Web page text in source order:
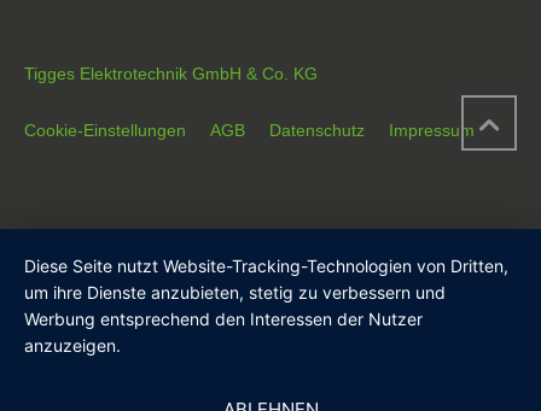
Tigges Elektrotechnik GmbH & Co. KG
Cookie-Einstellungen AGB Datenschutz Impressum
Diese Seite nutzt Website-Tracking-Technologien von Dritten,
um ihre Dienste anzubieten, stetig zu verbessern und
Werbung entsprechend den Interessen der Nutzer
anzuzeigen.